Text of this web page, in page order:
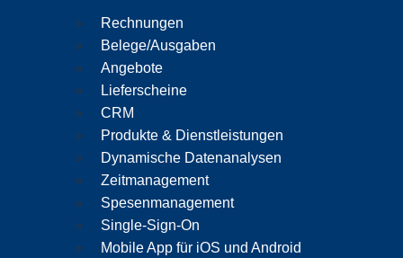
Rechnungen
Belege/Ausgaben
Angebote
Lieferscheine
CRM
Produkte & Dienstleistungen
Dynamische Datenanalysen
Zeitmanagement
Spesenmanagement
Single-Sign-On
Mobile App für iOS und Android